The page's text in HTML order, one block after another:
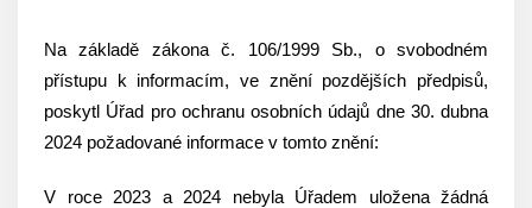
Na základě zákona č. 106/1999 Sb., o svobodném
přístupu k informacím, ve znění pozdějších předpisů,
poskytl Úřad pro ochranu osobních údajů dne 30. dubna
2024 požadované informace v tomto znění:
V roce 2023 a 2024 nebyla Úřadem uložena žádná